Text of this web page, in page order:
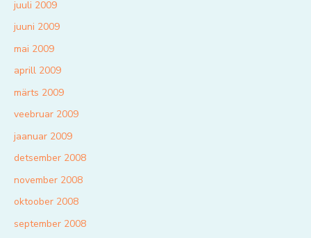
juuli 2009
juuni 2009
mai 2009
aprill 2009
märts 2009
veebruar 2009
jaanuar 2009
detsember 2008
november 2008
oktoober 2008
september 2008